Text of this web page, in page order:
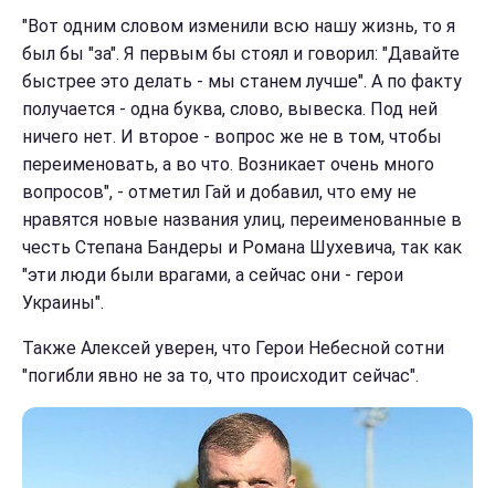
"Вот одним словом изменили всю нашу жизнь, то я
был бы "за". Я первым бы стоял и говорил: "Давайте
быстрее это делать - мы станем лучше". А по факту
получается - одна буква, слово, вывеска. Под ней
ничего нет. И второе - вопрос же не в том, чтобы
переименовать, а во что. Возникает очень много
вопросов", - отметил Гай и добавил, что ему не
нравятся новые названия улиц, переименованные в
честь Степана Бандеры и Романа Шухевича, так как
"эти люди были врагами, а сейчас они - герои
Украины".
Также Алексей уверен, что Герои Небесной сотни
"погибли явно не за то, что происходит сейчас".